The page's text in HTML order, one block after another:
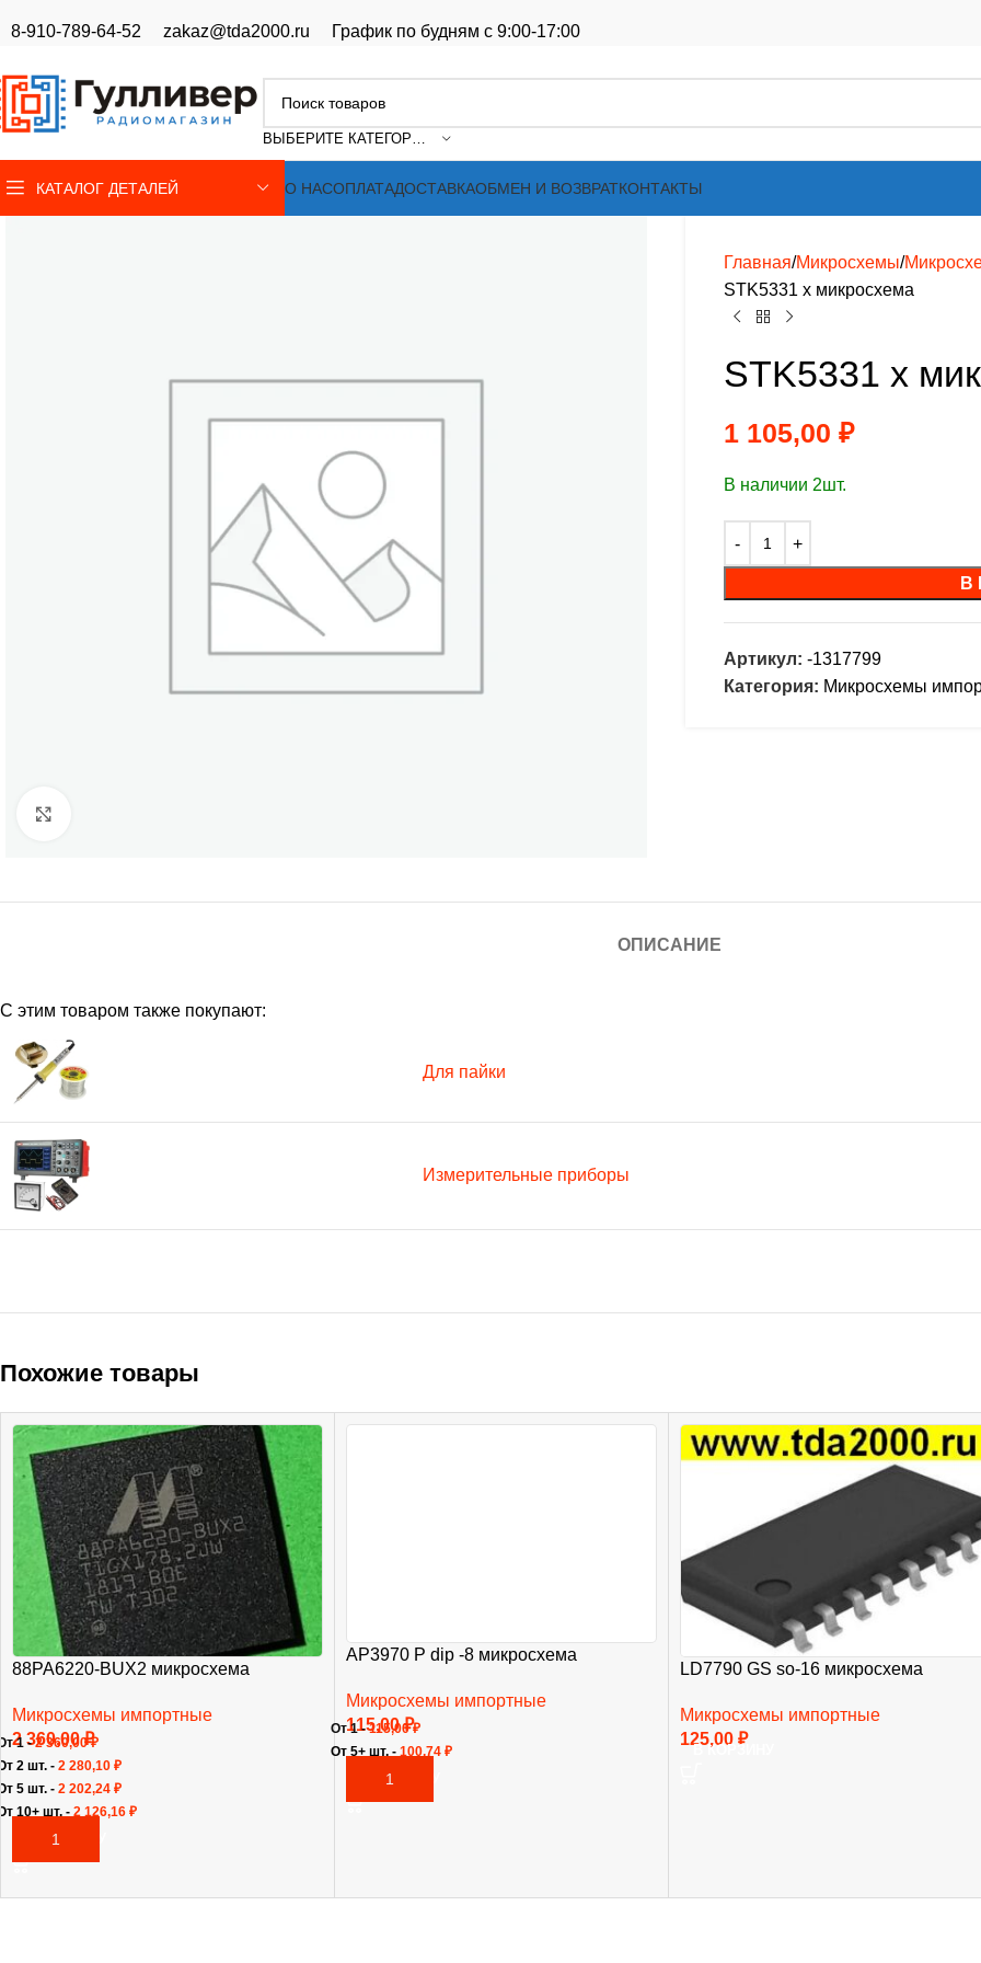
8-910-789-64-52 zakaz@tda2000.ru График по будням с 9:00-17:00
ВЫБЕРИТЕ КАТЕГОРИЮ
КАТАЛОГ ДЕТАЛЕЙ О НАСОПЛАТАДОСТАВКАОБМЕН И ВОЗВРАТКОНТАКТЫ
Главная Микросхемы
STK5331 х микросхема
STK5331 х
1 105,00 ₽
В наличии 2шт.
В
Артикул: -1317799
Категория: Микросхемы
ОПИСАНИЕ
С этим товаром также покупают:
Для пайки
Измерительные приборы
Похожие товары
88PA6220-BUX2 микросхема
Микросхемы импортные
2 360,00₽
В КОРЗИНУ
1 -2 360,00₽
2 шт. - 2 280,10 ₽
5 шт. - 2 202,24 ₽
10+ шт. - 2 126,16 ₽
AP3970 P dip -8 микросхема
Микросхемы импортные
115,00₽
В КОРЗИНУ
От 1 -115,00₽
От 5+ шт. - 100,74 ₽
LD7790 GS so-16 микросхема
Микросхемы импортные
125,00 ₽
В КОРЗИНУ